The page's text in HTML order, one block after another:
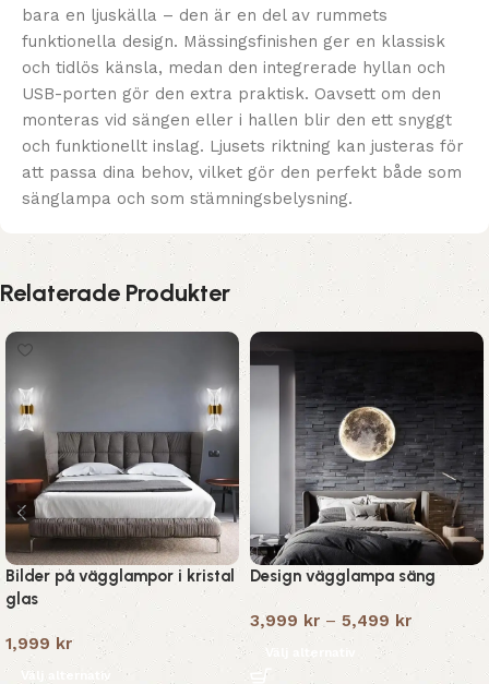
bara en ljuskälla – den är en del av rummets
funktionella design. Mässingsfinishen ger en klassisk
och tidlös känsla, medan den integrerade hyllan och
USB-porten gör den extra praktisk. Oavsett om den
monteras vid sängen eller i hallen blir den ett snyggt
och funktionellt inslag. Ljusets riktning kan justeras för
att passa dina behov, vilket gör den perfekt både som
sänglampa och som stämningsbelysning.
Relaterade Produkter
Bilder på vägglampor i kristal
glas
1,999 kr
Välj alternativ
Design vägglampa säng
3,999 kr – 5,499 kr
Välj alternativ